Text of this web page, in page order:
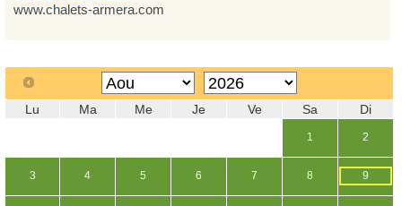
www.chalets-armera.com
Lu Ma Me Je Ve Sa Di
1 2
3 4 5 6 7 8 9